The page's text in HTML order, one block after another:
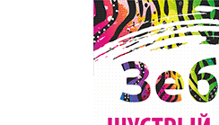
Популярное →